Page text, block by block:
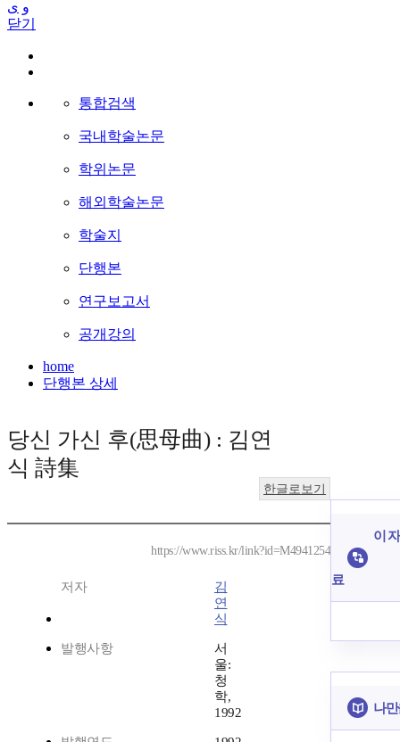
و ی
닫기
통합검색
국내학술논문
학위논문
해외학술논문
학술지
단행본
연구보고서
공개강의
home
단행본 상세
당신 가신 후(思母曲) : 김연
식 詩集
한글로보기
https://www.riss.kr/link?id=M4941254
저자
김
연
식
발행사항
서
울:
청
학,
1992
이
료
나